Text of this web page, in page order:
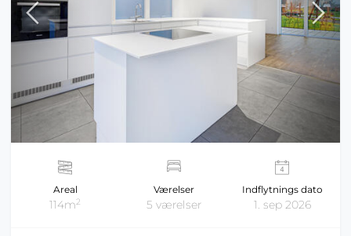
Areal
114m2
Værelser
5 værelser
Indflytnings dato
1. sep 2026